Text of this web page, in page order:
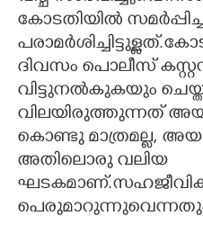
കോടതിയിൽ സമർപ്പിച്ച
ദിവസം പൊലീസ്
വിട്ടുനൽകുകയും
വിലയിരുത്തുന്നത്
കൊണ്ടു മാത്രമല്ല,
അതിലൊരു വലിയ